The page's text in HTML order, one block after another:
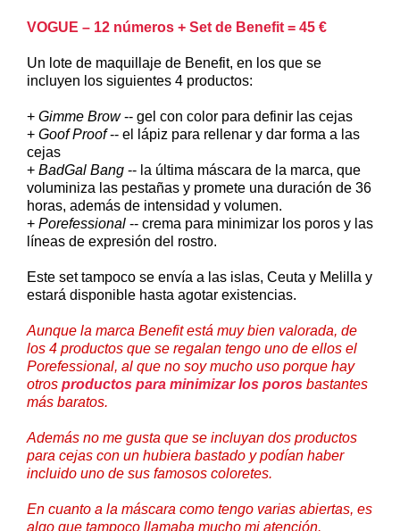
VOGUE – 12 números + Set de Benefit = 45 €
Un lote de maquillaje de Benefit, en los que se
incluyen los siguientes 4 productos:
+ Gimme Brow-- gel con color para definir las cejas
+ Goof Proof-- el lápiz para rellenar y dar forma a las
cejas
+ BadGal Bang -- la última máscara de la marca, que
voluminiza las pestañas y promete una duración de 36
horas, además de intensidad y volumen.
+ Porefessional -- crema para minimizar los poros y las
líneas de expresión del rostro.
Este set tampoco se envía a las islas, Ceuta y Melilla y
estará disponible hasta agotar existencias.
Aunque la marca Benefit está muy bien valorada, de
los 4 productos que se regalan tengo uno de ellos el
Porefessional, al que no soy mucho uso porque hay
otros productos para minimizar los poros bastantes
más baratos.
Además no me gusta que se incluyan dos productos
para cejas con un hubiera bastado y podían haber
incluido uno de sus famosos coloretes.
En cuanto a la máscara como tengo varias abiertas, es
algo que tampoco llamaba mucho mi atención.